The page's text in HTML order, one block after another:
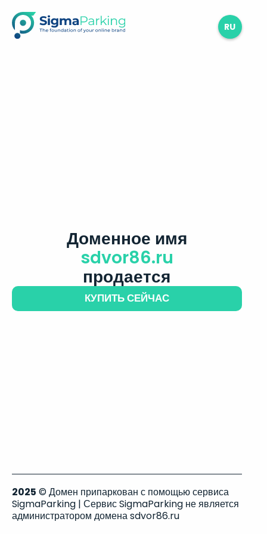
RU
Доменное имя
sdvor86.ru
продается
КУПИТЬ СЕЙЧАС
2025 © Домен припаркован с помощью сервиса
SigmaParking | Сервис SigmaParking не является
администратором домена sdvor86.ru